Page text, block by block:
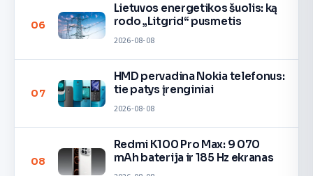
06
Lietuvos energetikos šuolis: ką
rodo „Litgrid“ pusmetis
2026-08-08
07
HMD pervadina Nokia telefonus:
tie patys įrenginiai
2026-08-08
08
Redmi K100 Pro Max: 9 070
mAh baterija ir 185 Hz ekranas